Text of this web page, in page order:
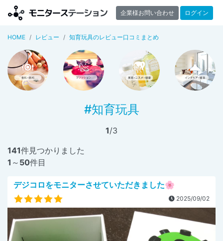
企業様お問い合わせ ログイン
HOME レビュー 知育玩具のレビュー口コミまとめ
#知育玩具
1/3
141件見つかりました
1 ～ 50件目
デジコロをモニターさせていただきました🌸
2025/09/02